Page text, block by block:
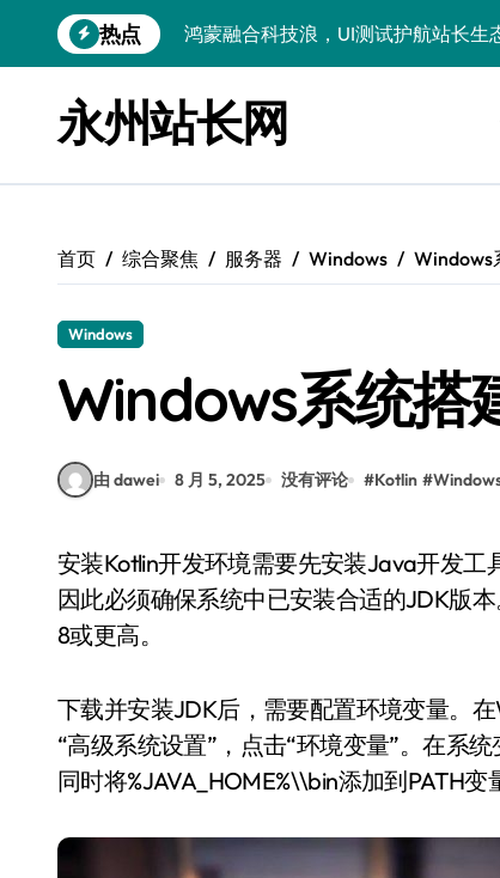
到
热点
鸿蒙融合科技浪，UI测试护航站长生
洞察外闻科技新趋势，跨界融合赋能
技术赋能科技领航：跨界融合重构站
服务器技术深度融合创新，赋能站长
Go语言新视界：跨界融合，科技赋能
API技术赋能：跨界融合下站长合规
科技赋能：技术掘金评论数据，筑牢
永州站长网
首页 综合聚焦 服务器 Windows Windows
Windows
Windows系统搭
由 dawei 8 月 5, 2025 没有评论 #Kotlin #
安装Kotlin开发环境需要先安装Java开发工具包（JDK）。Kotlin运行在Java虚拟机（JVM）上，
因此必须确保系统中已安装合适的JDK版
8或更高。
下载并安装JDK后，需要配置环境变量。
“高级系统设置”，点击“环境变量”。在系
同时将%JAVA_HOME%\\bin添加到PATH变